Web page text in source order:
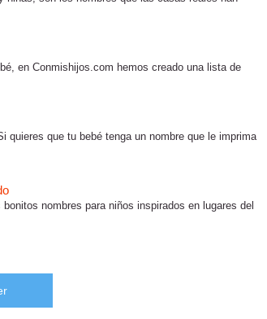
en Conmishijos.com hemos creado una lista de
quieres que tu bebé tenga un nombre que le imprima
nombres para niños inspirados en lugares del